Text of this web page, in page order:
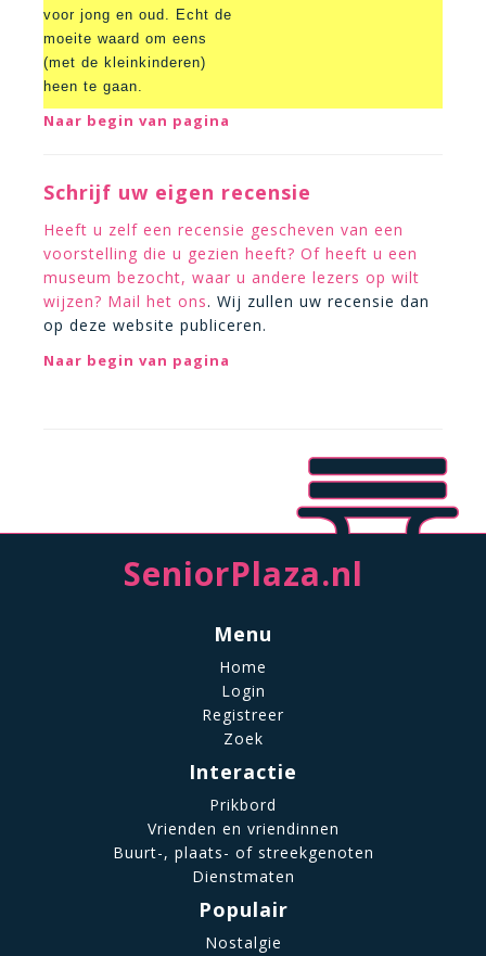
voor jong en oud. Echt de
moeite waard om eens
(met de kleinkinderen)
heen te gaan.
Naar begin van pagina
Schrijf uw eigen recensie
Heeft u zelf een recensie gescheven van een
voorstelling die u gezien heeft? Of heeft u een
museum bezocht, waar u andere lezers op wilt
wijzen? Mail het ons. Wij zullen uw recensie dan
op deze website publiceren.
Naar begin van pagina
SeniorPlaza.nl
Menu
Home
Login
Registreer
Zoek
Interactie
Prikbord
Vrienden en vriendinnen
Buurt-, plaats- of streekgenoten
Dienstmaten
Populair
Nostalgie